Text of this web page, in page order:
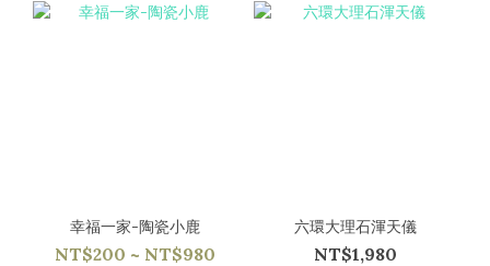
幸福一家-陶瓷小鹿
NT$200 ~ NT$980
六環大理石渾天儀
NT$1,980